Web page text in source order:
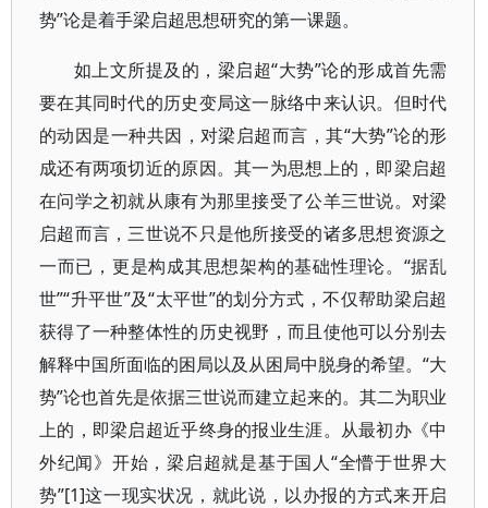
势”论是着手梁启超思想研究的第一课题。
如上文所提及的，梁启超“大势”论的形成首先需
要在其同时代的历史变局这一脉络中来认识。但时代
的动因是一种共因，对梁启超而言，其“大势”论的形
成还有两项切近的原因。其一为思想上的，即梁启超
在问学之初就从康有为那里接受了公羊三世说。对梁
启超而言，三世说不只是他所接受的诸多思想资源之
一而已，更是构成其思想架构的基础性理论。“据乱
世”“升平世”及“太平世”的划分方式，不仅帮助梁启超
获得了一种整体性的历史视野，而且使他可以分别去
解释中国所面临的困局以及从困局中脱身的希望。“大
势”论也首先是依据三世说而建立起来的。其二为职业
上的，即梁启超近乎终身的报业生涯。从最初办《中
外纪闻》开始，梁启超就是基于国人“全懵于世界大
势”[1]这一现实状况，就此说，以办报的方式来开启